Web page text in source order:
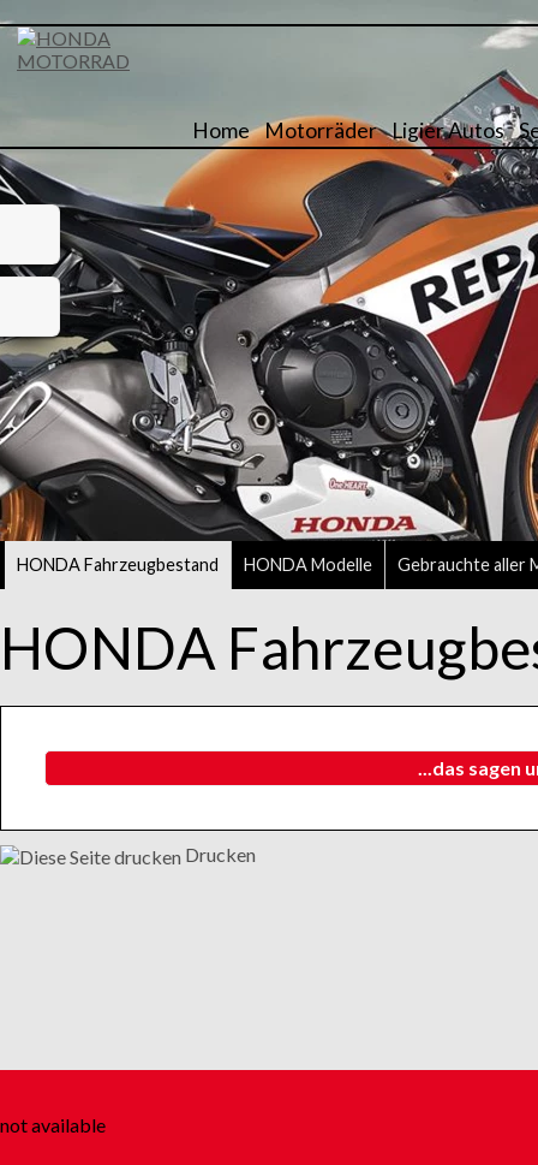
HONDA Fahrzeugbestand HONDA Modelle Gebrauchte aller
Home Motorräder Ligier Autos
HONDA
...das sagen
Drucken
not available